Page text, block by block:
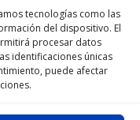
tecnologías como las
del dispositivo. El
procesar datos
identificaciones únicas
puede afectar